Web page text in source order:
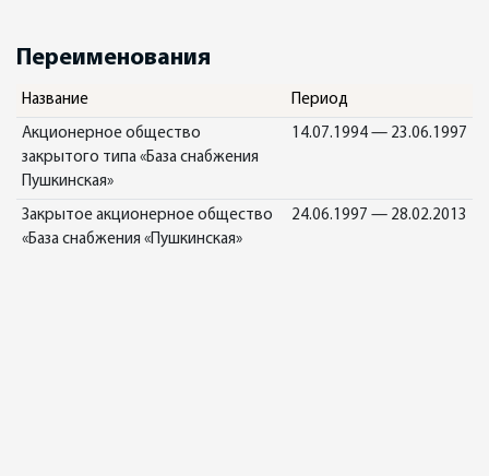
Переименования
Название Период
Акционерное общество
закрытого типа «База снабжения
Пушкинская»
14.07.1994 — 23.06.1997
Закрытое акционерное общество
«База снабжения «Пушкинская»
24.06.1997 — 28.02.2013